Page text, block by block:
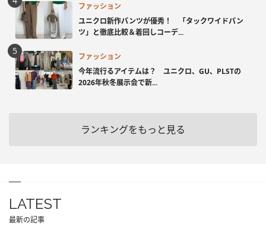
ファッション
ユニクロ新作パンツが優秀！ 「タックワイドパン
ツ」と徹底比較＆着回しコーデ...
ファッション
今年流行るアイテムは？ ユニクロ、GU、PLSTの
2026年秋冬展示会で新...
ランキングをもっと見る
LATEST
最新の記事